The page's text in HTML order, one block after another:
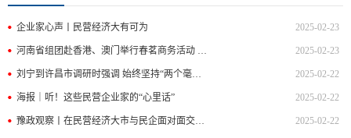
企业家心声丨民营经济大有可为 2025-02-23
河南省组团赴香港、澳门举行春茗商务活动 招商拉满弓 拼出新天地 2025-02-23
刘宁到许昌市调研时强调 始终坚持“两个毫不动摇” 推动民营经济健康发展高质量发展 王凯一同调研 2025-02-22
海报｜听！这些民营企业家的“心里话” 2025-02-22
豫政观察丨在民营经济大市与民企面对面交流，河南传递了什么信号？ 2025-02-22